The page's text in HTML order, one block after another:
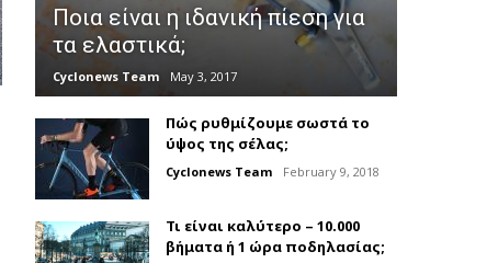
Ποια είναι η ιδανική πίεση για
τα ελαστικά;
Cyclonews Team May 3, 2017
Πώς ρυθμίζουμε σωστά το
ύψος της σέλας;
Cyclonews Team February 9, 2018
Τι είναι καλύτερο – 10.000
βήματα ή 1 ώρα ποδηλασίας;